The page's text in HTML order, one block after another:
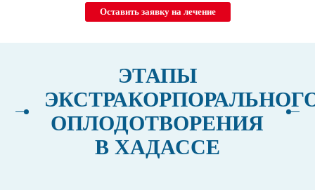
Оставить заявку на лечение
ЭТАПЫ
ОПЛОДОТВОРЕНИЯ
В ХАДАССЕ